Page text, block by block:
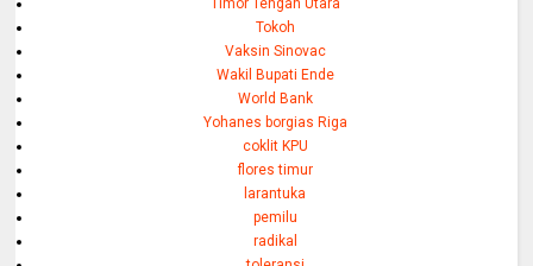
Tokoh
Vaksin Sinovac
Wakil Bupati Ende
World Bank
Yohanes borgias Riga
coklit KPU
flores timur
larantuka
pemilu
radikal